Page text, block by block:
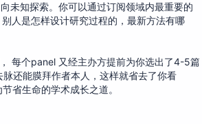
未知探索。你可以通过订阅领域内最重要的
人是怎样设计研究过程的，最新方法有哪
每个panel 又经主办方提前为你选出了4-5篇
还能膜拜作者本人，这样就省去了你看
省生命的学术成长之道。